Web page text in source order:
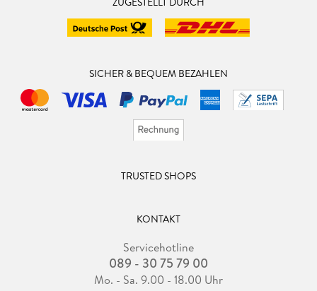
SICHER & BEQUEM BEZAHLEN
TRUSTED SHOPS
KONTAKT
Servicehotline
089 - 30 75 79 00
Mo. - Sa. 9.00 - 18.00 Uhr